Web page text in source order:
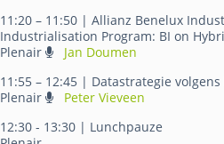
11:20 – 11:50 | Allianz Benelux
Industrialisation Program: BI on
Plenair
Jan Doumen
11:55 – 12:45 | Datastrategie volgens
Plenair
Peter Vieveen
12:30 - 13:30 | Lunchpauze